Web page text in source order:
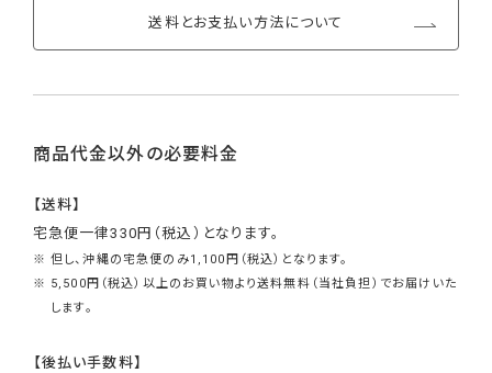
送料とお支払い方法について
商品代金以外の必要料金
【送料】
宅急便一律330円（税込）となります。
※ 但し、沖縄の宅急便のみ1,100円（税込）となります。
※ 5,500円（税込）以上のお買い物より送料無料（当社負担）でお届けいた
します。
【後払い手数料】